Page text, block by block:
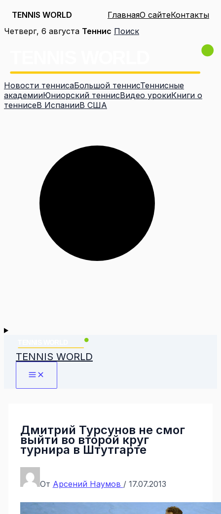
TENNIS WORLD ГлавнаяО сайтеКонтакты
Перейти
Четверг, 6 августа Теннис Поиск
Новости теннисаБольшой теннисТеннисные
академииЮниорский теннисВидео урокиКниги о
теннисеВ ИспанииВ США
TENNIS WORLD
Дмитрий Турсунов не смог
выйти во второй круг
турнира в Штутгарте
От Арсений Наумов / 17.07.2013